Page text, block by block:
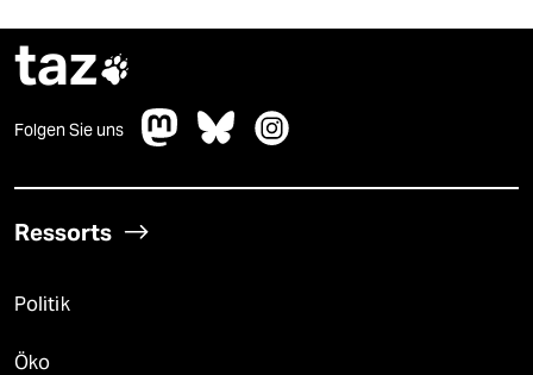
taz
Folgen Sie uns
Ressorts
Politik
Öko